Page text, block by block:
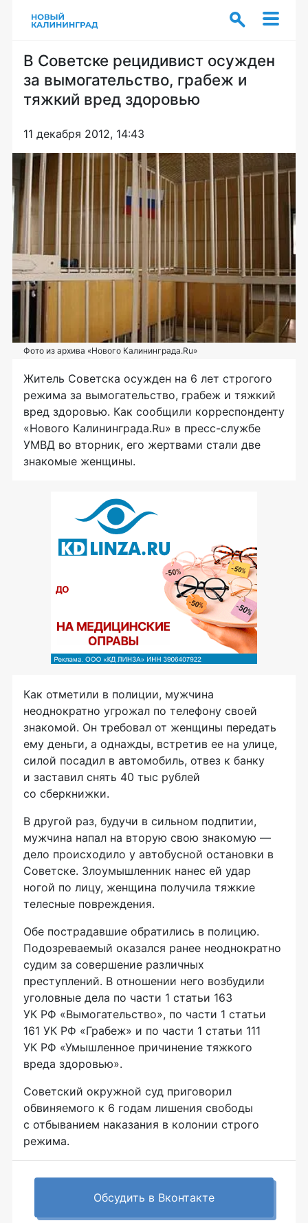
В Советске рецидивист осужден
за вымогательство, грабеж и
тяжкий вред здоровью
11 декабря 2012, 14:43
Фото из архива «Нового Калининграда.Ru»
Житель Советска осужден на 6 лет строгого
режима за вымогательство, грабеж и тяжкий
вред здоровью. Как сообщили корреспонденту
«Нового Калининграда.Ru» в пресс-службе
УМВД во вторник, его жертвами стали две
знакомые женщины.
Как отметили в полиции, мужчина
неоднократно угрожал по телефону своей
знакомой. Он требовал от женщины передать
ему деньги, а однажды, встретив ее на улице,
силой посадил в автомобиль, отвез к банку
и заставил снять 40 тыс рублей
со сберкнижки.
В другой раз, будучи в сильном подпитии,
мужчина напал на вторую свою знакомую —
дело происходило у автобусной остановки в
Советске. Злоумышленник нанес ей удар
ногой по лицу, женщина получила тяжкие
телесные повреждения.
Обе пострадавшие обратились в полицию.
Подозреваемый оказался ранее неоднократно
судим за совершение различных
преступлений. В отношении него возбудили
уголовные дела по части 1 статьи 163
УК РФ «Вымогательство», по части 1 статьи
161 УК РФ «Грабеж» и по части 1 статьи 111
УК РФ «Умышленное причинение тяжкого
вреда здоровью».
Советский окружной суд приговорил
обвиняемого к 6 годам лишения свободы
с отбыванием наказания в колонии строго
режима.
Обсудить в Вконтакте